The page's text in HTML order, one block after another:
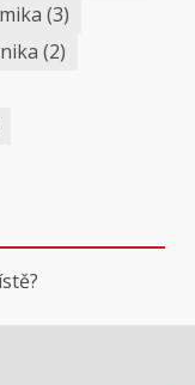
(3)
(2)